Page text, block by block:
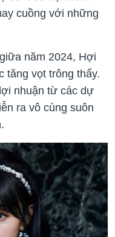
cuồng với những
năm 2024, Hợi
tăng vọt trông thấy.
nhuận từ các dự
ra vô cùng suôn